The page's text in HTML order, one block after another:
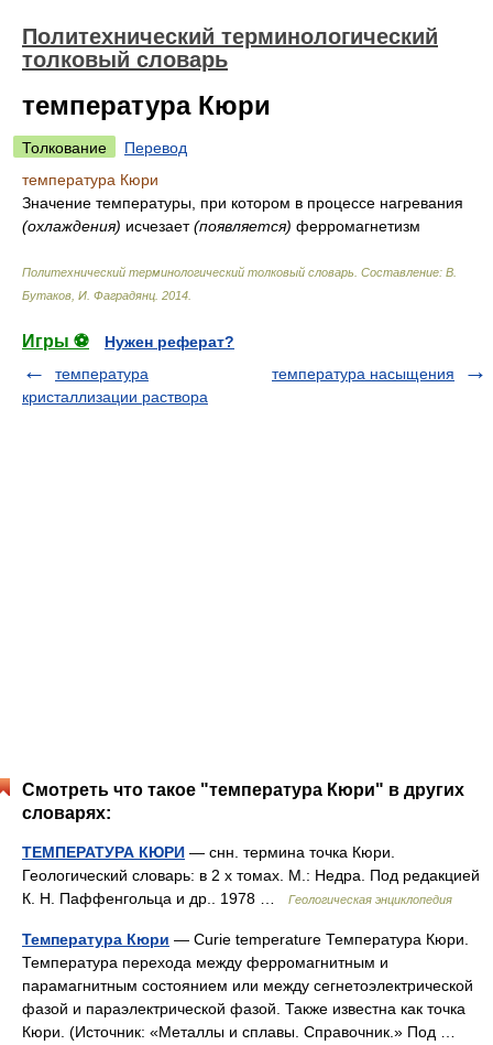
Политехнический терминологический
толковый словарь
температура Кюри
Толкование
Перевод
температура Кюри
Значение температуры, при котором в процессе нагревания
(охлаждения) исчезает(появляется) ферромагнетизм
Политехнический терминологический толковый словарь Составление: В.
Бутаков, И. Фаградянц 2014
Игры ⚽
Нужен реферат?
температура
кристаллизации раствора
температура насыщения
Смотреть что такое "температура Кюри" в других
словарях:
ТЕМПЕРАТУРА КЮРИ — снн. термина точка Кюри.
Геологический словарь: в 2 х томах. М.: Недра. Под редакцией
К. Н. Паффенгольца и др.. 1978 …
Геологическая энциклопедия
Температура Кюри — Curie temperature Температура Кюри.
Температура перехода между ферромагнитным и
парамагнитным состоянием или между сегнетоэлектрической
фазой и параэлектрической фазой. Также известна как точка
Кюри. (Источник: «Металлы и сплавы. Справочник.» Под …